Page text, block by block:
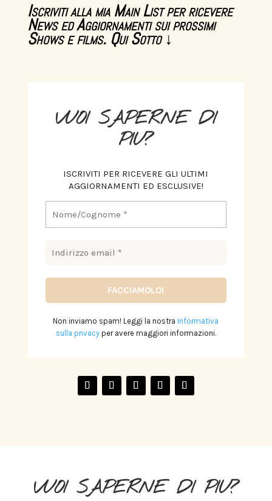
Iscriviti alla mia Main List per ricevere
News ed Aggiornamenti sui prossimi
Shows e films. Qui Sotto ↓
VUOI SAPERNE DI
PIU?
ISCRIVITI PER RICEVERE GLI ULTIMI
AGGIORNAMENTI ED ESCLUSIVE!
Non inviamo spam! Leggi la nostra Informativa
sulla privacyper avere maggiori informazioni.
VUOI SAPERNE DI PIU?